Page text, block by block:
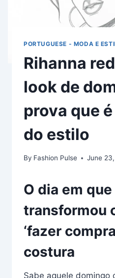
PORTUGUESE - MODA E
Rihanna
look de
prova que
do estilo
By Fashion Pulse June
O dia em
transformou
‘fazer
costura
Sabe aquele domingo